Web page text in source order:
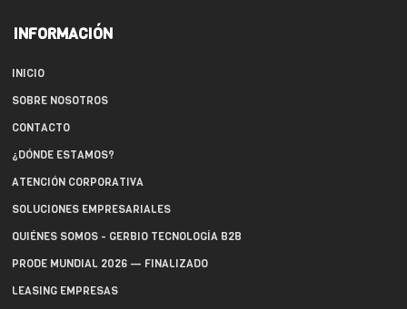
INFORMACIÓN
INICIO
SOBRE NOSOTROS
CONTACTO
¿DÓNDE ESTAMOS?
ATENCIÓN CORPORATIVA
SOLUCIONES EMPRESARIALES
QUIÉNES SOMOS - GERBIO TECNOLOGÍA B2B
PRODE MUNDIAL 2026 — FINALIZADO
LEASING EMPRESAS